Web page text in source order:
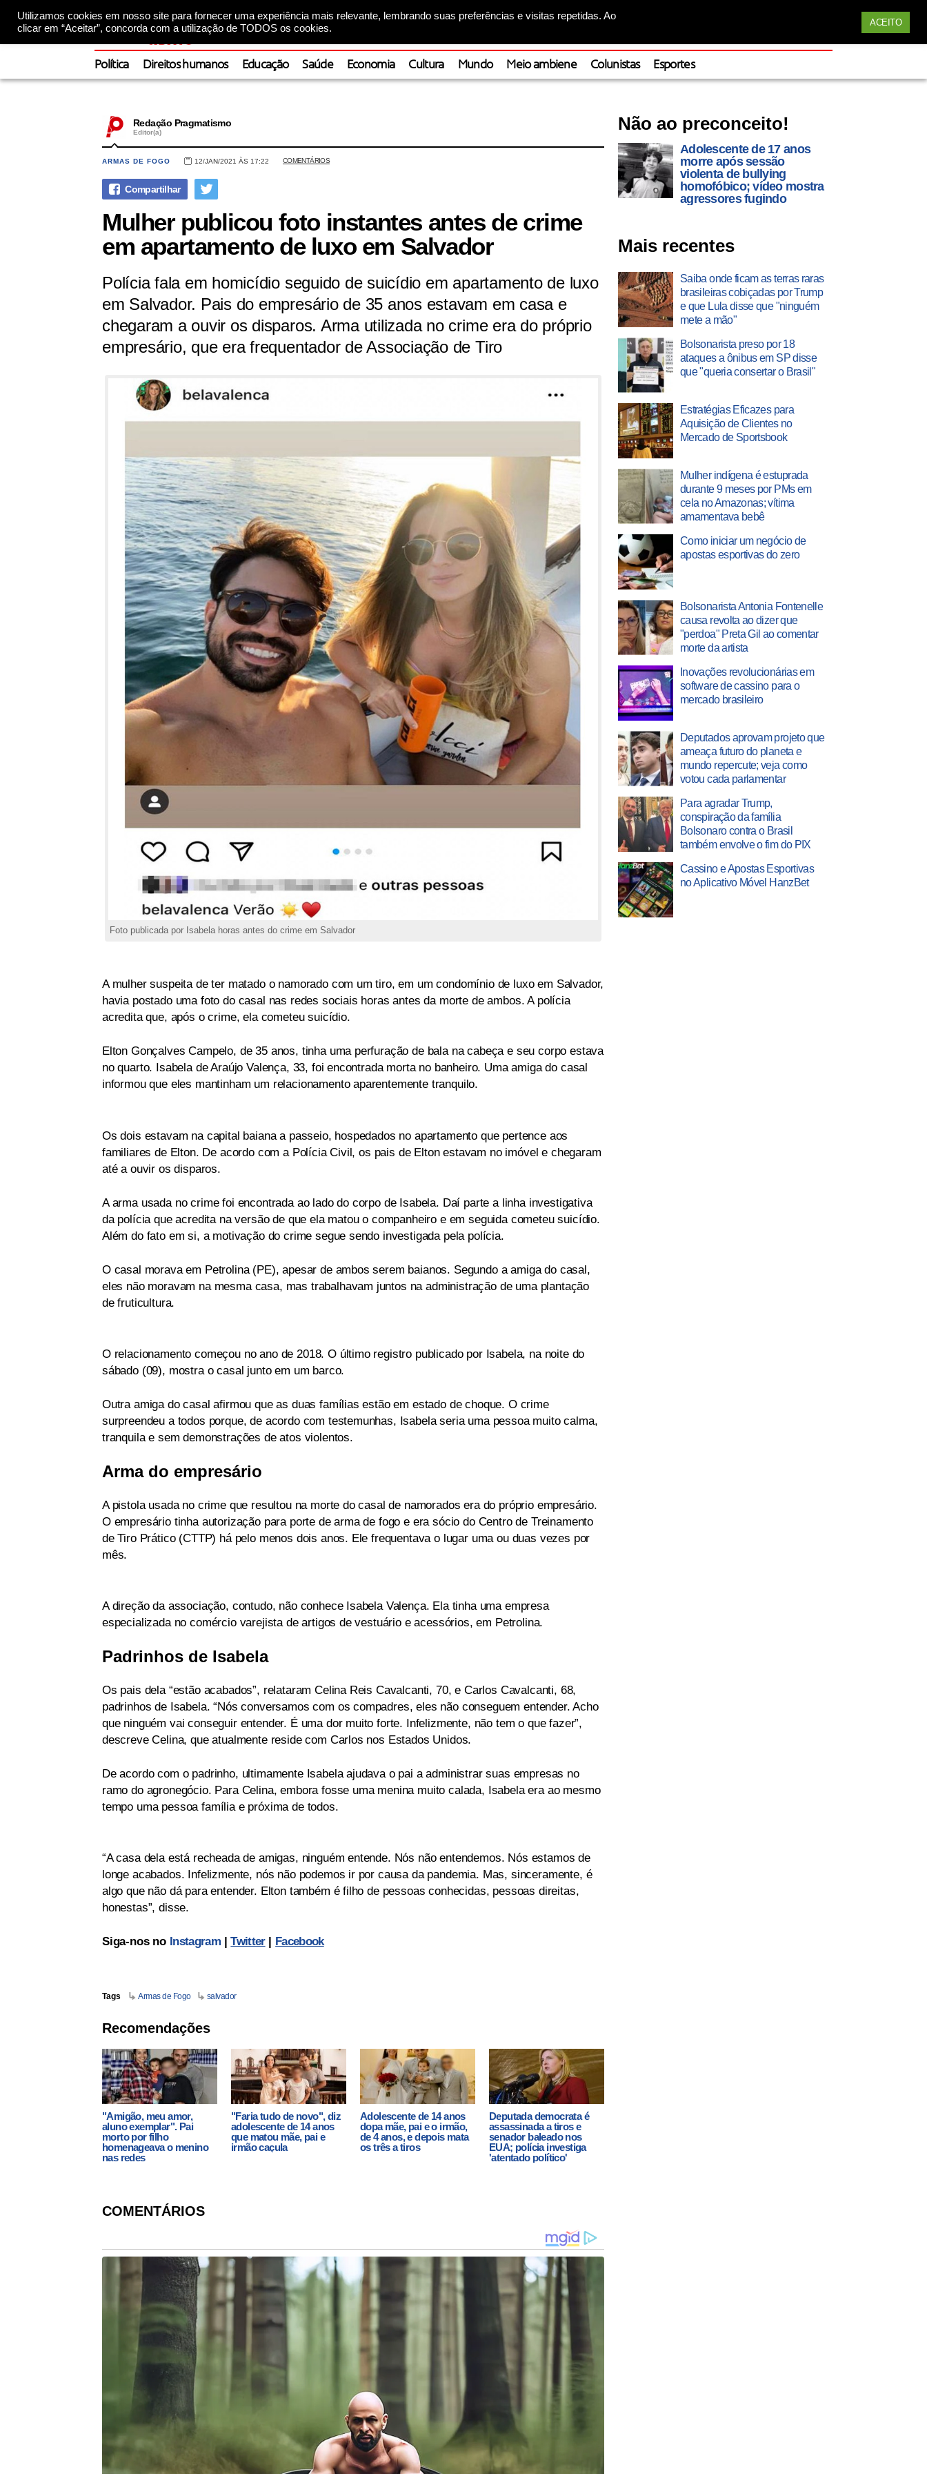
Utilizamos cookies em nosso site para fornecer uma experiência mais relevante, lembrando suas preferências e visitas repetidas. Ao
clicar em “Aceitar”, concorda com a utilização de TODOS os cookies.
ACEITO
Política Direitos humanos Educação Saúde Economia Cultura Mundo Meio ambiene Colunistas Esportes
Redação Pragmatismo
Editor(a)
ARMAS DE FOGO 12/JAN/2021 ÀS 17:22 COMENTÁRIOS
Mulher publicou foto instantes antes de crime
em apartamento de luxo em Salvador
Polícia fala em homicídio seguido de suicídio em apartamento de luxo
em Salvador. Pais do empresário de 35 anos estavam em casa e
chegaram a ouvir os disparos. Arma utilizada no crime era do próprio
empresário, que era frequentador de Associação de Tiro
Foto publicada por Isabela horas antes do crime em Salvador
A mulher suspeita de ter matado o namorado com um tiro, em um condomínio de luxo em Salvador,
havia postado uma foto do casal nas redes sociais horas antes da morte de ambos. A polícia
acredita que, após o crime, ela cometeu suicídio.
Elton Gonçalves Campelo, de 35 anos, tinha uma perfuração de bala na cabeça e seu corpo estava
no quarto. Isabela de Araújo Valença, 33, foi encontrada morta no banheiro. Uma amiga do casal
informou que eles mantinham um relacionamento aparentemente tranquilo.
Os dois estavam na capital baiana a passeio, hospedados no apartamento que pertence aos
familiares de Elton. De acordo com a Polícia Civil, os pais de Elton estavam no imóvel e chegaram
até a ouvir os disparos.
A arma usada no crime foi encontrada ao lado do corpo de Isabela. Daí parte a linha investigativa
da polícia que acredita na versão de que ela matou o companheiro e em seguida cometeu suicídio.
Além do fato em si, a motivação do crime segue sendo investigada pela polícia.
O casal morava em Petrolina (PE), apesar de ambos serem baianos. Segundo a amiga do casal,
eles não moravam na mesma casa, mas trabalhavam juntos na administração de uma plantação
de fruticultura.
O relacionamento começou no ano de 2018. O último registro publicado por Isabela, na noite do
sábado (09), mostra o casal junto em um barco.
Outra amiga do casal afirmou que as duas famílias estão em estado de choque. O crime
surpreendeu a todos porque, de acordo com testemunhas, Isabela seria uma pessoa muito calma,
tranquila e sem demonstrações de atos violentos.
Arma do empresário
A pistola usada no crime que resultou na morte do casal de namorados era do próprio empresário.
O empresário tinha autorização para porte de arma de fogo e era sócio do Centro de Treinamento
de Tiro Prático (CTTP) há pelo menos dois anos. Ele frequentava o lugar uma ou duas vezes por
mês.
A direção da associação, contudo, não conhece Isabela Valença. Ela tinha uma empresa
especializada no comércio varejista de artigos de vestuário e acessórios, em Petrolina.
Padrinhos de Isabela
Os pais dela “estão acabados”, relataram Celina Reis Cavalcanti, 70, e Carlos Cavalcanti, 68,
padrinhos de Isabela. “Nós conversamos com os compadres, eles não conseguem entender. Acho
que ninguém vai conseguir entender. É uma dor muito forte. Infelizmente, não tem o que fazer”,
descreve Celina, que atualmente reside com Carlos nos Estados Unidos.
De acordo com o padrinho, ultimamente Isabela ajudava o pai a administrar suas empresas no
ramo do agronegócio. Para Celina, embora fosse uma menina muito calada, Isabela era ao mesmo
tempo uma pessoa família e próxima de todos.
“A casa dela está recheada de amigas, ninguém entende. Nós não entendemos. Nós estamos de
longe acabados. Infelizmente, nós não podemos ir por causa da pandemia. Mas, sinceramente, é
algo que não dá para entender. Elton também é filho de pessoas conhecidas, pessoas direitas,
honestas”, disse.
Siga-nos no Instagram|Twitter| Facebook
Tags Armas de Fogo salvador
Recomendações
"Amigão, meu amor,
aluno exemplar". Pai
morto por filho
homenageava o menino
nas redes
"Faria tudo de novo", diz
adolescente de 14 anos
que matou mãe, pai e
irmão caçula
Adolescente de 14 anos
dopa mãe, pai e o irmão,
de 4 anos, e depois mata
os três a tiros
Deputada democrata é
assassinada a tiros e
senador baleado nos
EUA; polícia investiga
'atentado político'
COMENTÁRIOS
Não ao preconceito!
Adolescente de 17 anos
morre após sessão
violenta de bullying
homofóbico; vídeo mostra
agressores fugindo
Mais recentes
Saiba onde ficam as terras raras
brasileiras cobiçadas por Trump
e que Lula disse que "ninguém
mete a mão"
Bolsonarista preso por 18
ataques a ônibus em SP disse
que "queria consertar o Brasil"
Estratégias Eficazes para
Aquisição de Clientes no
Mercado de Sportsbook
Mulher indígena é estuprada
durante 9 meses por PMs em
cela no Amazonas; vítima
amamentava bebê
Como iniciar um negócio de
apostas esportivas do zero
Bolsonarista Antonia Fontenelle
causa revolta ao dizer que
"perdoa" Preta Gil ao comentar
morte da artista
Inovações revolucionárias em
software de cassino para o
mercado brasileiro
Deputados aprovam projeto que
ameaça futuro do planeta e
mundo repercute; veja como
votou cada parlamentar
Para agradar Trump,
conspiração da família
Bolsonaro contra o Brasil
também envolve o fim do PIX
Cassino e Apostas Esportivas
no Aplicativo Móvel HanzBet